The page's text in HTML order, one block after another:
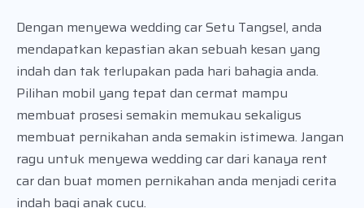
Dengan menyewa wedding car Setu Tangsel, anda
mendapatkan kepastian akan sebuah kesan yang
indah dan tak terlupakan pada hari bahagia anda.
Pilihan mobil yang tepat dan cermat mampu
membuat prosesi semakin memukau sekaligus
membuat pernikahan anda semakin istimewa. Jangan
ragu untuk menyewa wedding car dari kanaya rent
car dan buat momen pernikahan anda menjadi cerita
indah bagi anak cucu.